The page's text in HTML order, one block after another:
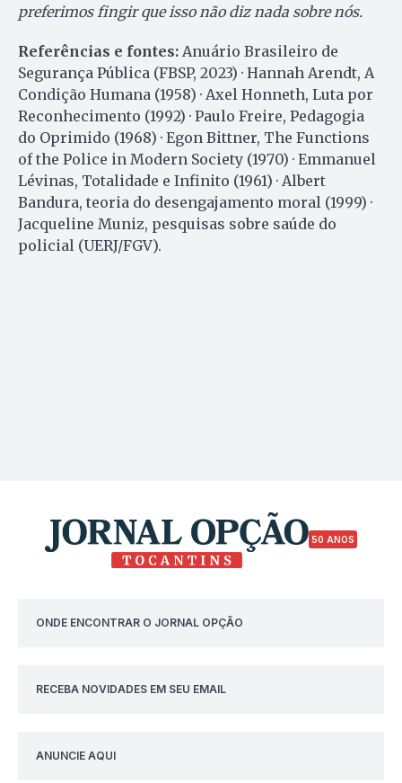
preferimos fingir que isso não diz nada sobre nós.
Referências e fontes: Anuário Brasileiro de
Segurança Pública (FBSP, 2023) · Hannah Arendt, A
Condição Humana (1958) · Axel Honneth, Luta por
Reconhecimento (1992) · Paulo Freire, Pedagogia
do Oprimido (1968) · Egon Bittner, The Functions
of the Police in Modern Society (1970) · Emmanuel
Lévinas, Totalidade e Infinito (1961) · Albert
Bandura, teoria do desengajamento moral (1999) ·
Jacqueline Muniz, pesquisas sobre saúde do
policial (UERJ/FGV).
50 ANOS
ONDE ENCONTRAR O JORNAL OPÇÃO
RECEBA NOVIDADES EM SEU EMAIL
ANUNCIE AQUI